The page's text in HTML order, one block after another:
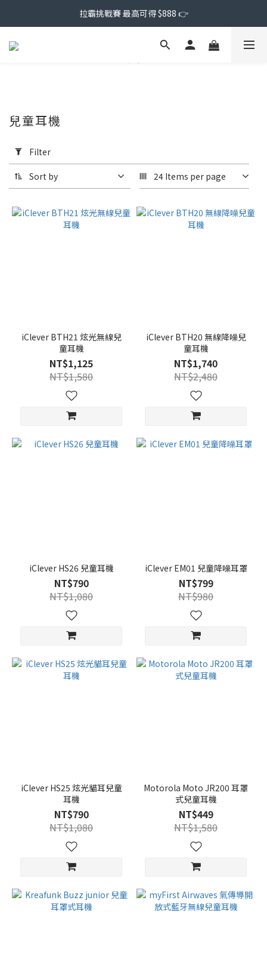
拉霸挑戰賽 最高可得 $888 👉
Filter
(0/20)
Range
兒童耳機
Filter
Sort by 24 Items per page
iClever BTH21 炫光無線兒
童耳機
NT$1,125
NT$1,580
iClever BTH20 無線降噪兒
童耳機
NT$1,740
NT$2,480
iClever HS26 兒童耳機
NT$790
NT$1,080
iClever EM01 兒童降噪耳罩
NT$799
NT$980
iClever HS25 炫光貓耳兒童
耳機
NT$790
NT$1,080
Motorola Moto JR200 耳罩
式兒童耳機
NT$449
NT$1,580